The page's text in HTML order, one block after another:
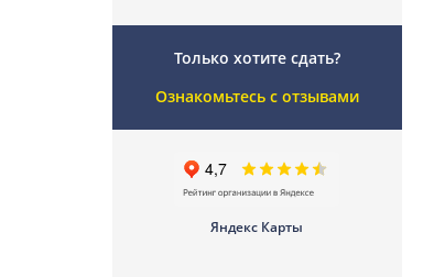
Только хотите сдать?
Ознакомьтесь с отзывами
Яндекс Карты